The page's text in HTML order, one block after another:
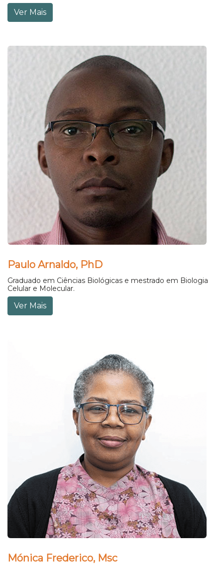
Ver Mais
Paulo Arnaldo, PhD
Graduado em Ciências Biológicas e mestrado em Biologia
Celular e Molecular.
Ver Mais
Mónica Frederico, Msc